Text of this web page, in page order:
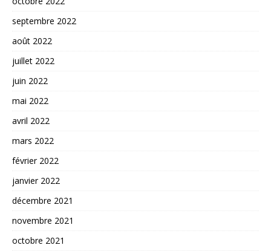
septembre 2022
août 2022
juillet 2022
juin 2022
mai 2022
avril 2022
mars 2022
février 2022
janvier 2022
décembre 2021
novembre 2021
octobre 2021